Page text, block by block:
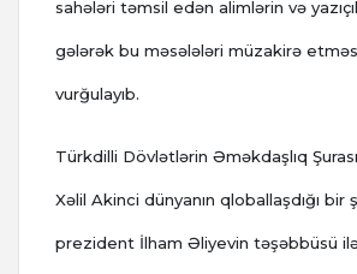
sahələri təmsil edən alimlərin və
gələrək bu məsələləri müzakirə
vurğulayıb.
Türkdilli Dövlətlərin Əməkdaşlıq
Xəlil Akinci dünyanın qloballaşdığı bir
prezident İlham Əliyevin təşəbbüsü